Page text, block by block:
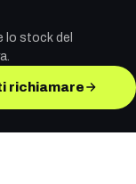
lo stock del
richiamare